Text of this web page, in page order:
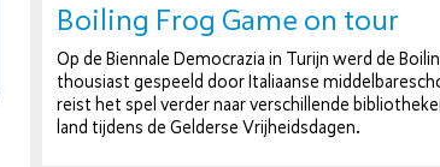
Boiling Frog Game on tour
Op de Biennale De­mo­cra­zia in Turijn werd de
thou­si­ast gespeeld door Ita­li­aan­se
reist het spel verder naar ver­schil­len­de
land tijdens de Gelderse Vrij­heids­da­gen.